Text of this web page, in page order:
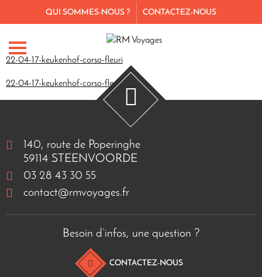
QUI SOMMES-NOUS ? CONTACTEZ-NOUS
22-04-17-keukenhof-corso-fleuri
22-04-17-keukenhof-corso-fleuri
140, route de Poperinghe
59114 STEENVOORDE
03 28 43 30 55
contact@rmvoyages.fr
Besoin d’infos, une question ?
CONTACTEZ-NOUS